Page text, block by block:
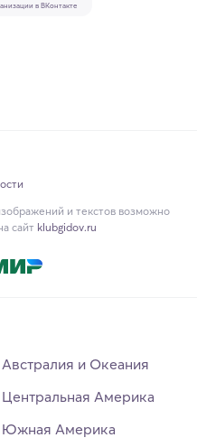
в ВКонтакте
и текстов возможно
сайт klubgidov.ru
Австралия и Океания
Центральная Америка
Южная Америка